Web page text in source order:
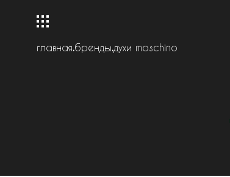
главная.бренды.духи moschino